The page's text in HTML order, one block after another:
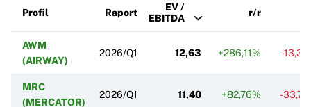
Profil Raport
EV /
EBITDA
r/r
AWM
(AIRWAY)
2026/Q1 12,63 +286,11% -
MRC
(MERCATOR)
2026/Q1 11,40 +82,76% -